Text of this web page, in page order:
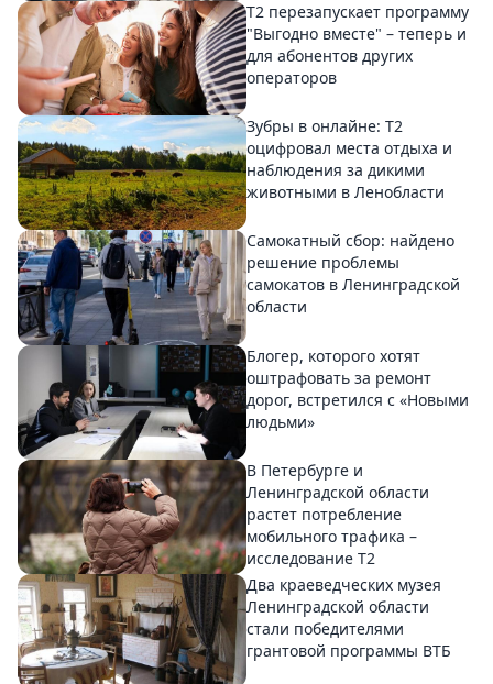
Т2 перезапускает программу
"Выгодно вместе" – теперь и
для абонентов других
операторов
Зубры в онлайне: Т2
оцифровал места отдыха и
наблюдения за дикими
животными в Ленобласти
Самокатный сбор: найдено
решение проблемы
самокатов в Ленинградской
области
Блогер, которого хотят
оштрафовать за ремонт
дорог, встретился с «Новыми
людьми»
В Петербурге и
Ленинградской области
растет потребление
мобильного трафика –
исследование T2
Два краеведческих музея
Ленинградской области
стали победителями
грантовой программы ВТБ